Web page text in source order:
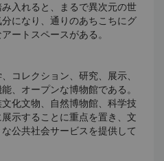
入れると、まるで異次元の世
になり、通りのあちこちにグ
ートスペースがある。
コレクション、研究、展示、
、オープンな博物館である。
化文物、自然博物館、科学技
示することに重点を置き、文
公共社会サービスを提供して